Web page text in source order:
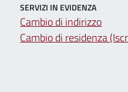
SERVIZI IN EVIDENZA
Cambio di indirizzo
Cambio di residenza